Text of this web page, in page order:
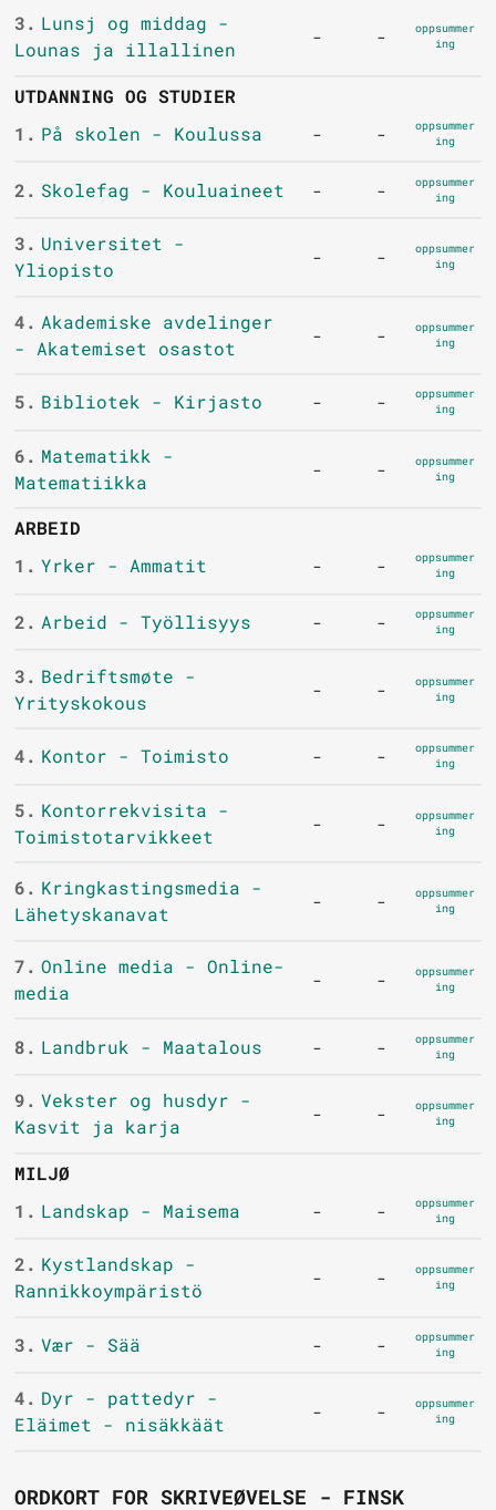
3. Lunsj og middag -
Lounas ja illallinen
- -
oppsummer
ing
UTDANNING OG STUDIER
1. På skolen - Koulussa - -
oppsummer
ing
2. Skolefag - Kouluaineet - -
oppsummer
ing
3. Universitet -
Yliopisto
- -
oppsummer
ing
4. Akademiske avdelinger
- Akatemiset osastot
- -
oppsummer
ing
5. Bibliotek - Kirjasto - -
oppsummer
ing
6. Matematikk -
Matematiikka
- -
oppsummer
ing
ARBEID
1. Yrker - Ammatit - -
oppsummer
ing
2. Arbeid - Työllisyys - -
oppsummer
ing
3. Bedriftsmøte -
Yrityskokous
- -
oppsummer
ing
4. Kontor - Toimisto - -
oppsummer
ing
5. Kontorrekvisita -
Toimistotarvikkeet
- -
oppsummer
ing
6. Kringkastingsmedia -
Lähetyskanavat
- -
oppsummer
ing
7. Online media - Online-
media
- -
oppsummer
ing
8. Landbruk - Maatalous - -
oppsummer
ing
9. Vekster og husdyr -
Kasvit ja karja
- -
oppsummer
ing
MILJØ
1. Landskap - Maisema - -
oppsummer
ing
2. Kystlandskap -
Rannikkoympäristö
- -
oppsummer
ing
3. Vær - Sää - -
oppsummer
ing
4. Dyr - pattedyr -
Eläimet - nisäkkäät
- -
oppsummer
ing
ORDKORT FOR SKRIVEØVELSE - FINSK